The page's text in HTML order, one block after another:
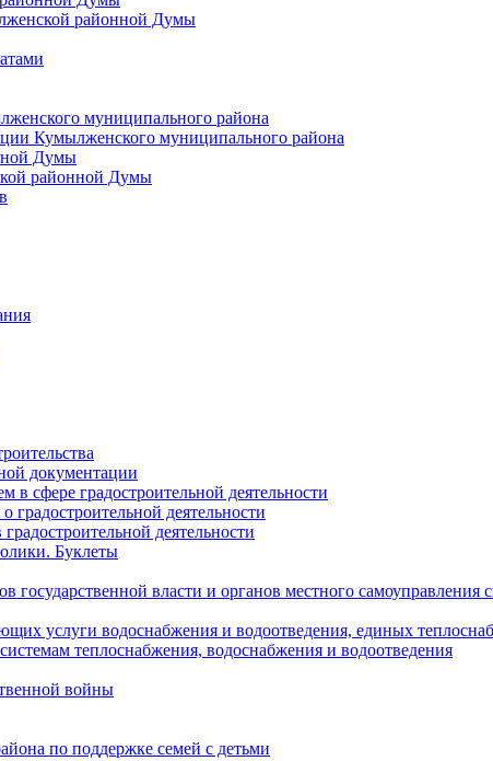
районной Думы
муниципального района
Кумылженского муниципального района
Думы
районной Думы
документации
сфере градостроительной деятельности
деятельности
деятельности
Буклеты
государственной власти и органов местного
услуги водоснабжения и водоотведения, единых
теплоснабжения, водоснабжения и водоотведения
войны
по поддержке семей с детьми